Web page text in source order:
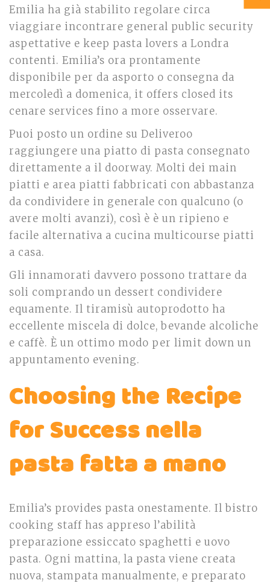
Emilia ha già stabilito regolare circa
viaggiare incontrare general public security
aspettative e keep pasta lovers a Londra
contenti. Emilia’s ora prontamente
disponibile per da asporto o consegna da
mercoledì a domenica, it offers closed its
cenare services fino a more osservare.
Puoi posto un ordine su Deliveroo
raggiungere una piatto di pasta consegnato
direttamente a il doorway. Molti dei main
piatti e area piatti fabbricati con abbastanza
da condividere in generale con qualcuno (o
avere molti avanzi), così è è un ripieno e
facile alternativa a cucina multicourse piatti
a casa.
Gli innamorati davvero possono trattare da
soli comprando un dessert condividere
equamente. Il tiramisù autoprodotto ha
eccellente miscela di dolce, bevande alcoliche
e caffè. È un ottimo modo per limit down un
appuntamento evening.
Choosing the Recipe
for Success nella
pasta fatta a mano
Emilia’s provides pasta onestamente. Il bistro
cooking staff has appreso l’abilità
preparazione essiccato spaghetti e uovo
pasta. Ogni mattina, la pasta viene creata
nuova, stampata manualmente, e preparato